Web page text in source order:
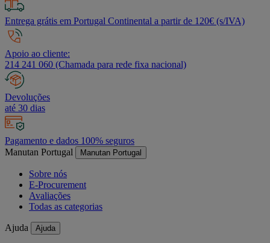
Entrega grátis em Portugal Continental a partir de 120€ (s/IVA)
Apoio ao cliente:
214 241 060 (Chamada para rede fixa nacional)
Devoluções
até 30 dias
Pagamento e dados 100% seguros
Manutan Portugal
Manutan Portugal
Sobre nós
E-Procurement
Avaliações
Todas as categorias
Ajuda Ajuda